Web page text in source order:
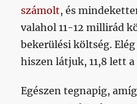
számolt, és
valahol 11-12 millirád
bekerülési költség.
hiszen látjuk, 11,8 lett a
Egészen tegnapig,